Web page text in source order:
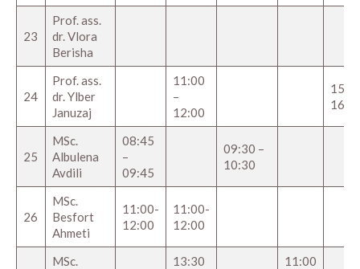
23
Prof. ass.
dr. Vlora
Berisha
24
Prof. ass.
dr. Ylber
Januzaj
11:00
–
12:00
25
MSc.
Albulena
Avdili
08:45
–
09:45
09:30 –
10:30
26
MSc.
Besfort
Ahmeti
11:00-
12:00
11:00-
12:00
MSc. 13:30 11:00